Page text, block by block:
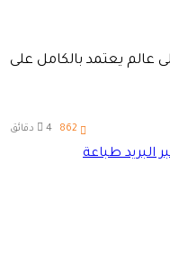
عالم يعتمد بالكامل على
862 4 دقائق
البريد طباعة